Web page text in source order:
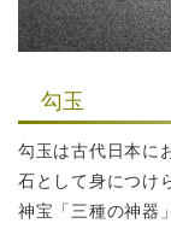
勾玉
勾玉は古代日本に
石として身につけ
神宝「三種の神器